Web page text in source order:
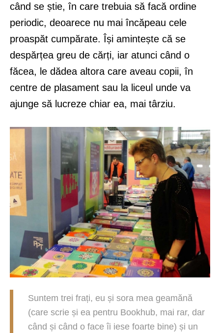
când se știe, în care trebuia să facă ordine
periodic, deoarece nu mai încăpeau cele
proaspăt cumpărate. Își amintește că se
despărțea greu de cărți, iar atunci când o
făcea, le dădea altora care aveau copii, în
centre de plasament sau la liceul unde va
ajunge să lucreze chiar ea, mai târziu.
Suntem trei frați, eu și sora mea geamănă
(care scrie și ea pentru Bookhub, mai rar, dar
când și când o face îi iese foarte bine) și un